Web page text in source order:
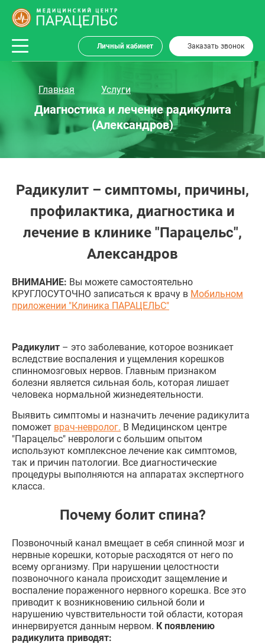
Личный кабинет Заказать звонок
Главная Услуги
Диагностика и лечение радикулита
(Александров)
Радикулит – симптомы, причины,
профилактика, диагностика и
лечение в клинике "Парацельс",
Александров
ВНИМАНИЕ: Вы можете самостоятельно
КРУГЛОСУТОЧНО записаться к врачу в Мобильном
приложении "Клиника ПАРАЦЕЛЬС"
Радикулит – это заболевание, которое возникает
вследствие воспаления и ущемления корешков
спинномозговых нервов. Главным признаком
болезни является сильная боль, которая лишает
человека нормальной жизнедеятельности.
Выявить симптомы и назначить лечение радикулита
поможет врач-невролог. В Медицинском центре
"Парацельс" неврологи с большим опытом
используют комплексное лечение как симптомов,
так и причин патологии. Все диагностические
процедуры выполняются на аппаратах экспертного
класса.
Почему болит спина?
Позвоночный канал вмещает в себя спинной мозг и
нервные корешки, которые расходятся от него по
всему организму. При нарушении целостности
позвоночного канала происходит защемление и
воспаление пораженного нервного корешка. Все это
приводит к возникновению сильной боли и
нарушению чувствительности той области, которая
иннервируется данным нервом. К появлению
радикулита приводят: